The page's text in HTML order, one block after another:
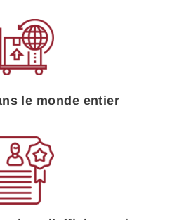
le monde entier